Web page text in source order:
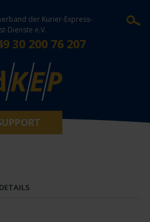
der Kurier-Express-
Dienste e.V.
30 200 76 207
DETAILS